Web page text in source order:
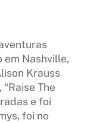
Nashville,
Krauss
The
e foi
foi no